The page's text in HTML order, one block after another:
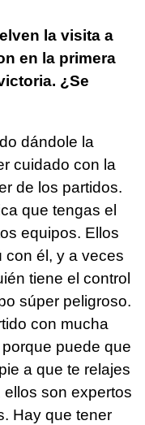
la visita a
en la primera
¿Se
dándole la
cuidado con la
de los partidos.
que tengas el
equipos. Ellos
con él, y a veces
tiene el control
súper peligroso.
con mucha
puede que
a que te relajes
son expertos
Hay que tener